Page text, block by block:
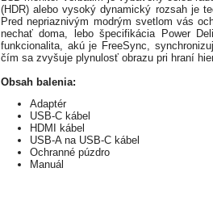
(HDR) alebo vysoký dynamický rozsah je
Pred nepriaznivým modrým svetlom vás
nechať doma, lebo špecifikácia Power
funkcionalita, akú je FreeSync,
čím sa zvyšuje plynulosť obrazu pri hraní
Obsah balenia:
Adaptér
USB-C kábel
HDMI kábel
USB-A na USB-C kábel
Ochranné púzdro
Manuál